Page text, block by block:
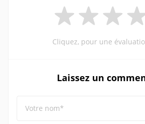
Cliquez, pour une
Laissez un
Votre nom*